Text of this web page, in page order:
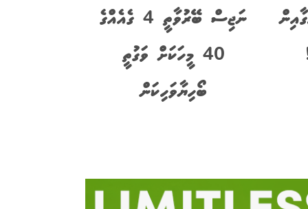
ނަޖިސް ބޭރުވާތީ 4 ގެއެއްގެ
40 މީހަކަށް ވަގުތީ
ބޯހިޔާވަހިކަން